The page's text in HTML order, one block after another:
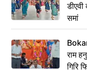
समां
राम
गिरि